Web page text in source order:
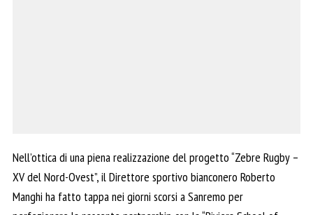
Nell’ottica di una piena realizzazione del progetto “Zebre Rugby –
XV del Nord-Ovest”, il Direttore sportivo bianconero Roberto
Manghi ha fatto tappa nei giorni scorsi a Sanremo per